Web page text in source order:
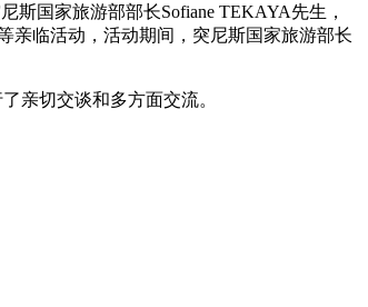
国家旅游部部长Sofiane TEKAYA先生，
亲临活动，活动期间，突尼斯国家旅游部长
亲切交谈和多方面交流。